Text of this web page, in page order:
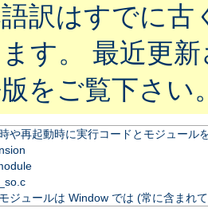
訳はすでに古
す。 最近更
をご覧下さい
や再起動時に実行コードとモジュール
ジュールは Window では (常に含まれ